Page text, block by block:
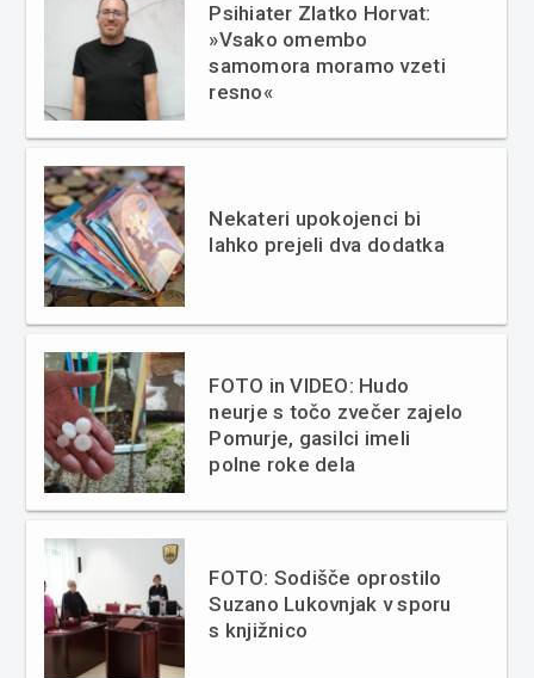
Psihiater Zlatko Horvat:
»Vsako omembo
samomora moramo vzeti
resno«
Nekateri upokojenci bi
lahko prejeli dva dodatka
FOTO in VIDEO: Hudo
neurje s točo zvečer zajelo
Pomurje, gasilci imeli
polne roke dela
FOTO: Sodišče oprostilo
Suzano Lukovnjak v sporu
s knjižnico